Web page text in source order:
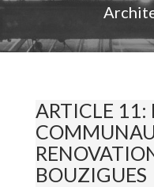
ARTICLE 11:
BOUZIGUES